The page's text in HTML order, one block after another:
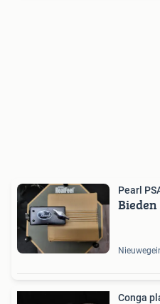
Bieden
Conga